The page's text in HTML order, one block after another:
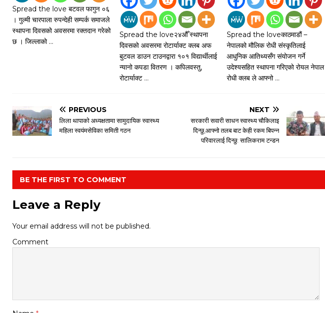
Spread the love बटवल फागुन ०६
। गुल्मी चारपाला रुपन्देही सम्पर्क समाजले
स्थापना दिवसको अवसरमा रक्तदान गरेको
छ । जिल्लाको …
Spread the love२४औँ स्थापना
दिवसको अवसरमा रोटार्याक्ट क्लब अफ
बुटवल डाउन टाउनद्वारा १०१ विद्यार्थीलाई
न्यानो कपडा वितरण । कपिलवस्तु,
रोटार्याक्ट …
Spread the loveकाठमाडौं –
नेपालको मौलिक रोधी संस्कृतिलाई
आधुनिक आतिथ्यसँग संयोजन गर्ने
उदेश्यसहित स्थापना गरिएको रोयल नेपाल
रोधी क्लब ले आफ्नो …
PREVIOUS
लिला थापाको अध्यक्षतामा सामुदायिक स्वास्थ्य
महिला स्वयंमसेविका समिती गठन
NEXT
सरकारी सवारी साधन स्वास्थ्य चौकिलाइ
दिन्छु,आफ्नो तलब बाट केही रकम बिपन्न
परिवारलाई दिन्छु: सालिकराम टन्डन
BE THE FIRST TO COMMENT
Leave a Reply
Your email address will not be published.
Comment